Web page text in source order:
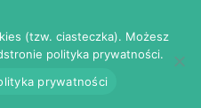
(tzw. ciasteczka). Możesz
polityka prywatności.
prywatności